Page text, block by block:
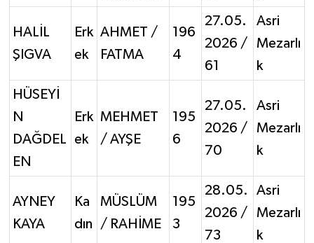
HALİL
ŞIGVA
Erk
ek
AHMET /
FATMA
196
4
27.05.
2026 /
61
Asri
Mezarlı
k
HÜSEYİ
N
DAĞDEL
EN
Erk
ek
MEHMET
/ AYŞE
195
6
27.05.
2026 /
70
Asri
Mezarlı
k
AYNEY
KAYA
Ka
dın
MÜSLÜM
/ RAHİME
195
3
28.05.
2026 /
73
Asri
Mezarlı
k